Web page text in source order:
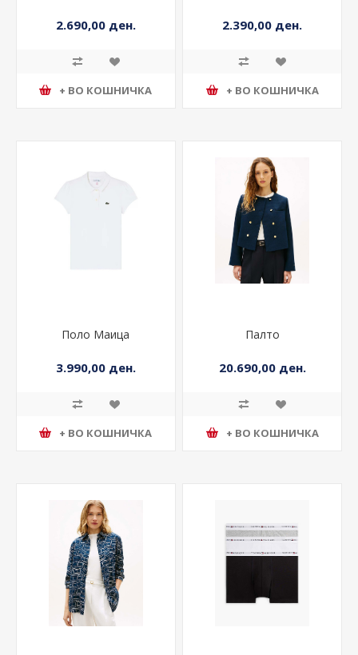
2.690,00 ден.
+ ВО КОШНИЧКА
2.390,00 ден.
+ ВО КОШНИЧКА
Поло Маица
3.990,00 ден.
+ ВО КОШНИЧКА
Палто
20.690,00 ден.
+ ВО КОШНИЧКА